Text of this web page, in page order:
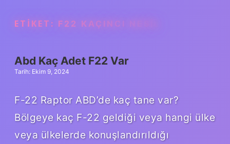
ETIKET: F22 KAÇINCI NESIL
Abd Kaç Adet F22 Var
Tarih: Ekim 9, 2024
F-22 Raptor ABD’de kaç tane var?
Bölgeye kaç F-22 geldiği veya hangi ülke
veya ülkelerde konuşlandırıldığı